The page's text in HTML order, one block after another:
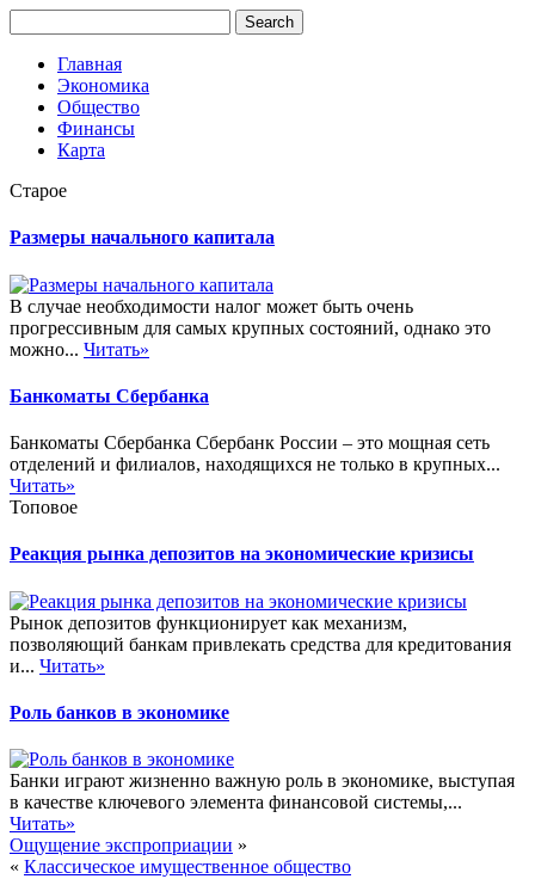
Главная
Экономика
Общество
Финансы
Карта
Старое
Размеры начального капитала
В случае необходимости налог может быть очень
прогрессивным для самых крупных состояний, однако это
можно... Читать»
Банкоматы Сбербанка
Банкоматы Сбербанка Сбербанк России – это мощная сеть
отделений и филиалов, находящихся не только в крупных...
Читать»
Топовое
Реакция рынка депозитов на экономические кризисы
Рынок депозитов функционирует как механизм,
позволяющий банкам привлекать средства для кредитования
и... Читать»
Роль банков в экономике
Банки играют жизненно важную роль в экономике, выступая
в качестве ключевого элемента финансовой системы,...
Читать»
Ощущение экспроприации »
« Классическое имущественное общество